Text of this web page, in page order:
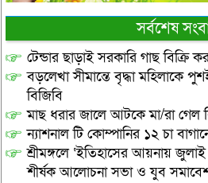
সর্বশেষ
টেন্ডার ছাড়াই সরকারি গাছ বিক্রি
বড়লেখা সীমান্তে বৃদ্ধা মহিলাকে
বিজিবি
মাছ ধরার জালে আটকে মা/রা
ন্যাশনাল টি কোম্পানির ১২ চা
শ্রীমঙ্গলে ‘ইতিহাসের আয়নায় জুলাই
শীর্ষক আলোচনা সভা ও যুব